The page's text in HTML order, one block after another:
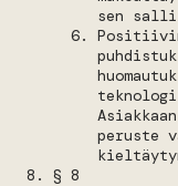
sen
peruste
§ 8